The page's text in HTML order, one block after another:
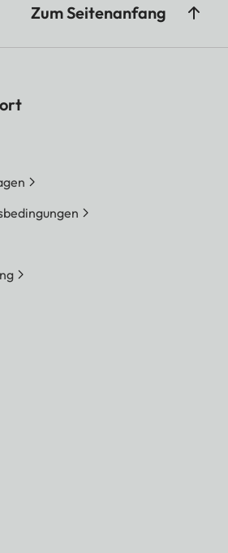
Zum Seitenanfang